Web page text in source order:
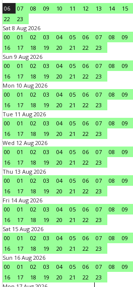
06 07 08 09 10 11 12 13 14 15
22
23
Sat 8 Aug 2026
00
01 02 03 04 05 06 07 08 09
16
17 18 19 20 21 22
23
Sun 9 Aug 2026
00
01 02 03 04 05 06 07 08 09
16
17 18 19 20 21 22
23
Mon 10 Aug 2026
00
01 02 03 04 05 06 07 08 09
16
17 18 19 20 21 22
23
Tue 11 Aug 2026
00
01 02 03 04 05 06 07 08 09
16
17 18 19 20 21 22
23
Wed 12 Aug 2026
00
01 02 03 04 05 06 07 08 09
16
17 18 19 20 21 22
23
Thu 13 Aug 2026
00
01 02 03 04 05 06 07 08 09
16
17 18 19 20 21 22
23
Fri 14 Aug 2026
00
01 02 03 04 05 06 07 08 09
16
17 18 19 20 21 22
23
Sat 15 Aug 2026
00
01 02 03 04 05 06 07 08 09
16
17 18 19 20 21 22
23
Sun 16 Aug 2026
00
01 02 03 04 05 06 07 08 09
16
17 18 19 20 21 22
23